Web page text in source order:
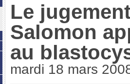
Le
Salomon
au
mardi 18 mars